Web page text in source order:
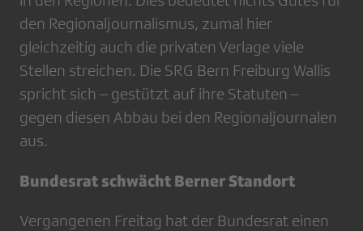
den Regionaljournalismus, zumal hier
gleichzeitig auch die privaten Verlage viele
Stellen streichen. Die SRG Bern Freiburg Wallis
spricht sich – gestützt auf ihre Statuten –
gegen diesen Abbau bei den Regionaljournalen
aus.
Bundesrat schwächt Berner Standort
Vergangenen Freitag hat der Bundesrat einen